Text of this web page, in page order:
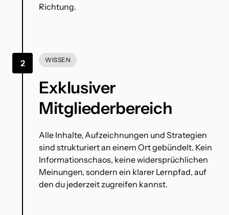
Richtung.
2 WISSEN
Exklusiver
Mitgliederbereich
Alle Inhalte, Aufzeichnungen und Strategien
sind strukturiert an einem Ort gebündelt. Kein
Informationschaos, keine widersprüchlichen
Meinungen, sondern ein klarer Lernpfad, auf
den du jederzeit zugreifen kannst.